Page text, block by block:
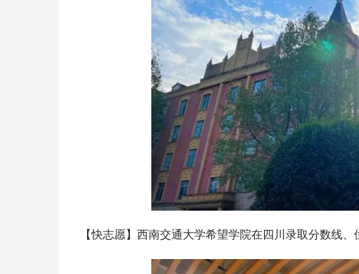
【快志愿】西南交通大学希望学院在四川录取分数线、